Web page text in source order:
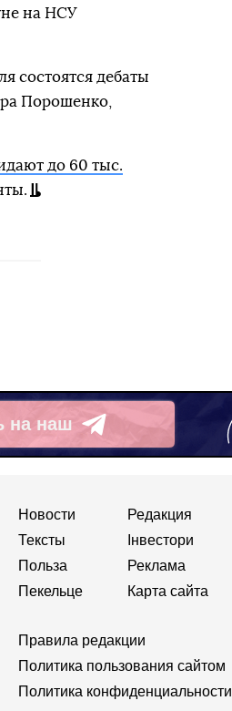
на НСУ
состоятся дебаты
Порошенко,
до 60 тыс.
на наш
Новости
Тексты
Польза
Пекельце
Редакция
Інвестори
Реклама
Карта сайта
Правила редакции
Политика пользования сайтом
Политика конфиденциальности